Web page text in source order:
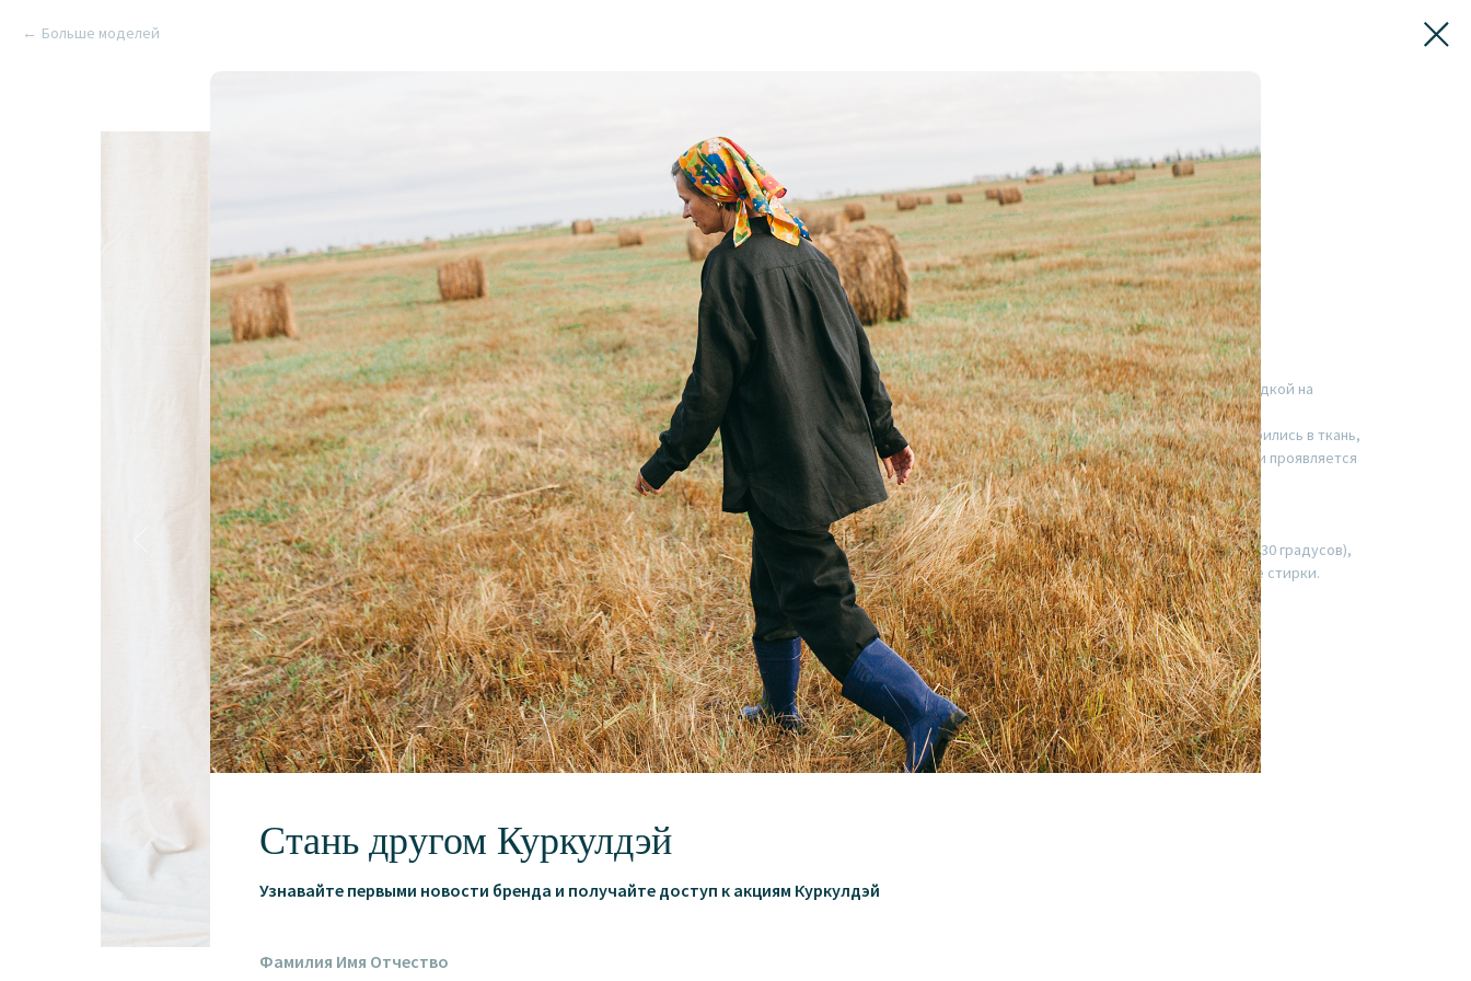
Больше моделей
KURKULDAY
SKU:#15KKD375_24_D10_05(16)
10900,00 р.
В корзину
Брюки с двумя защипами спереди, боковыми карманами, с высокой посадкой на
талии. Застегиваются на молнию и пуговицу.
Брюки сшиты из смеси льна и вискозы польского производства. Мы влюбились в ткань,
в меру пластичная, но держит форму и не просвечивает, а фактура ткани проявляется
благодаря еле заметным природным узелкам и утолщениям волокон.
Важно!Длина брюк на фото укорочена под рост модели.
Перед тем, как укорачивать брюки рекомендуется постирать (не более 30 градусов),
так как в составе имеется вискоза, длина брюк может дать усадку после стирки.
Состав: 55% лён/45% вискоза.
Цвет изделия на фото может немного отличаться от цвета в жизни.
Размеры на Саше: S.
Параметры модели:
Стань другом Куркулдэй
Узнавайте первыми новости бренда и получайте доступ к акциям Куркулдэй